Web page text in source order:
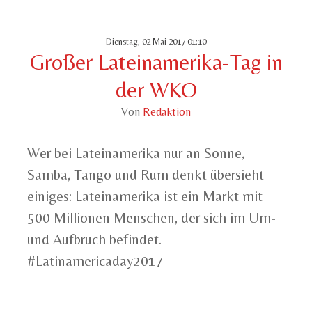
Dienstag, 02 Mai 2017 01:10
Großer Lateinamerika-Tag in
der WKO
Von Redaktion
Wer bei Lateinamerika nur an Sonne,
Samba, Tango und Rum denkt übersieht
einiges: Lateinamerika ist ein Markt mit
500 Millionen Menschen, der sich im Um-
und Aufbruch befindet.
#Latinamericaday2017